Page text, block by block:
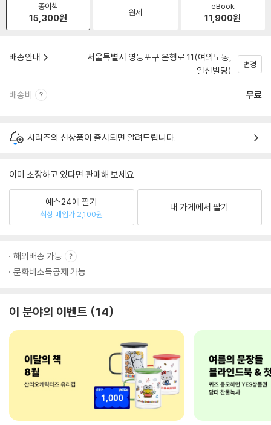
종이책
15,300원 원제
eBook
11,900원
배송안내
서울특별시 영등포구 은행로 11(여의도동,
일신빌딩)
변경
배송비 무료
시리즈의 신상품이 출시되면 알려드립니다.
이미 소장하고 있다면 판매해 보세요.
예스24에 팔기
최상 매입가 2,100원
내 가게에서 팔기
해외배송 가능
문화비소득공제 가능
이 분야의 이벤트 14